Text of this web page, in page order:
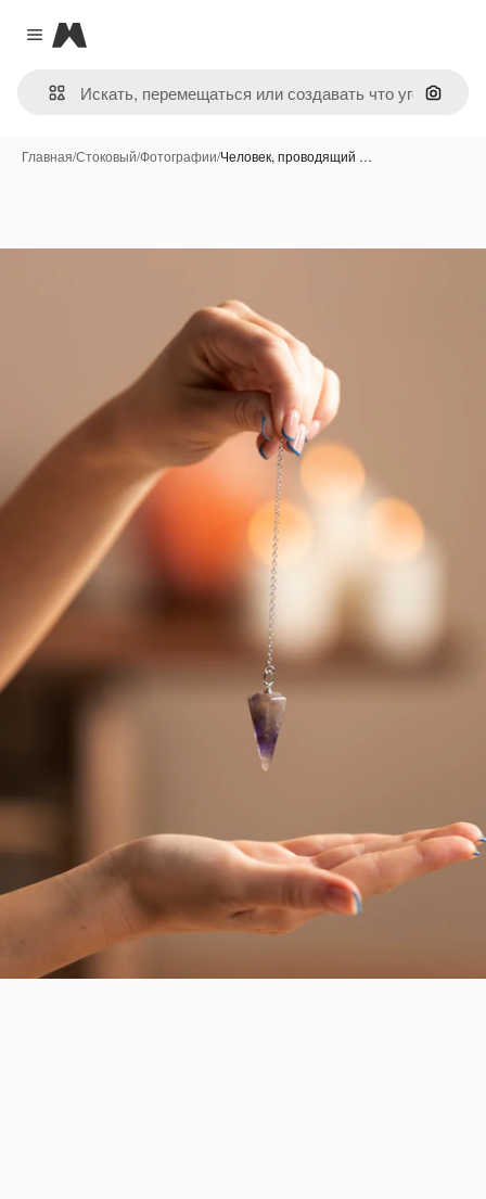
Close menu
Magnific
Поиск
Главная/Стоковый/Фотографии/Человек, проводящий …